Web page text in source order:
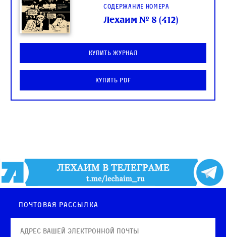
Содержание номера
Лехаим № 8 (412)
Купить журнал
Купить PDF
Почтовая рассылка